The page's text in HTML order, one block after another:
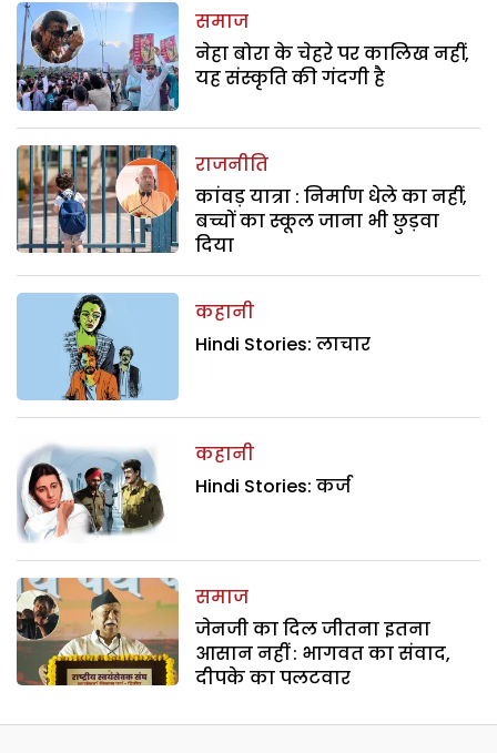
समाज
नेहा बोरा के चेहरे पर कालिख नहीं,
यह संस्कृति की गंदगी है
राजनीति
कांवड़ यात्रा : निर्माण धेले का नहीं,
बच्चों का स्कूल जाना भी छुड़वा
दिया
कहानी
Hindi Stories: लाचार
कहानी
Hindi Stories: कर्ज
समाज
जेनजी का दिल जीतना इतना
आसान नहीं : भागवत का संवाद,
दीपके का पलटवार